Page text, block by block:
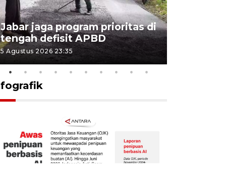
Jabar jaga program prioritas di
tengah defisit APBD
5 Agustus 2026 23:35